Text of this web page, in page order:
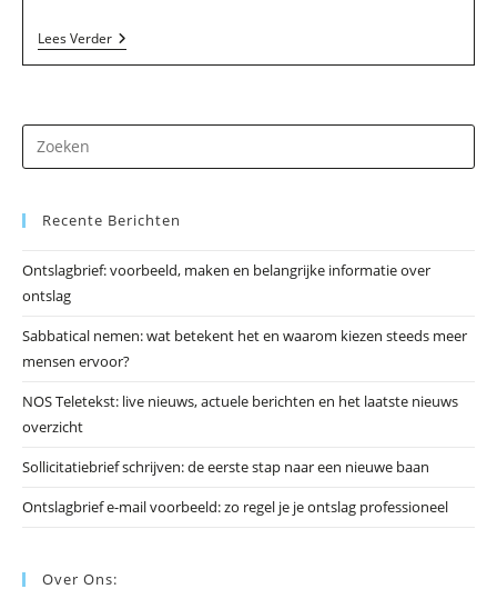
Lees VerderAquapublications
In
op
Recente Berichten
Ontslagbrief: voorbeeld, maken en belangrijke informatie over
ontslag
Sabbatical nemen: wat betekent het en waarom kiezen steeds meer
mensen ervoor?
NOS Teletekst: live nieuws, actuele berichten en het laatste nieuws
overzicht
Sollicitatiebrief schrijven: de eerste stap naar een nieuwe baan
Ontslagbrief e-mail voorbeeld: zo regel je je ontslag professioneel
Over Ons: